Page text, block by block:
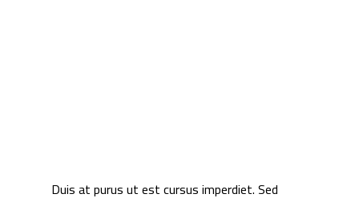
Duis at purus ut est cursus imperdiet. Sed